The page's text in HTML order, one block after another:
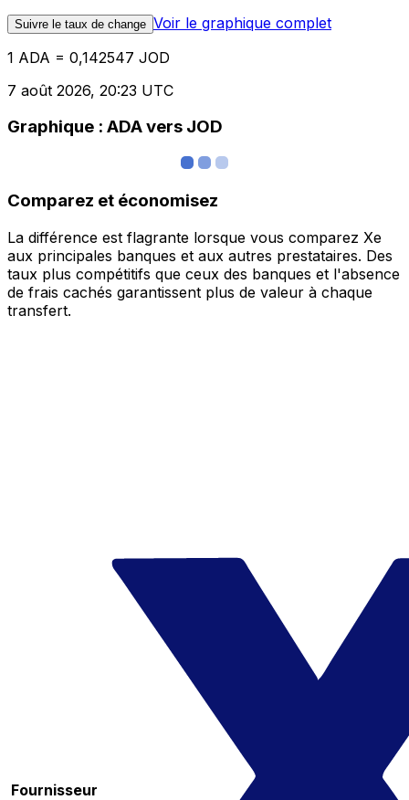
Suivre le taux de change Voir le graphique complet
1 ADA = 0,142547 JOD
7 août 2026, 20:23 UTC
Graphique : ADA vers JOD
Comparez et économisez
La différence est flagrante lorsque vous comparez Xe
aux principales banques et aux autres prestataires. Des
taux plus compétitifs que ceux des banques et l'absence
de frais cachés garantissent plus de valeur à chaque
transfert.
Fournisseur